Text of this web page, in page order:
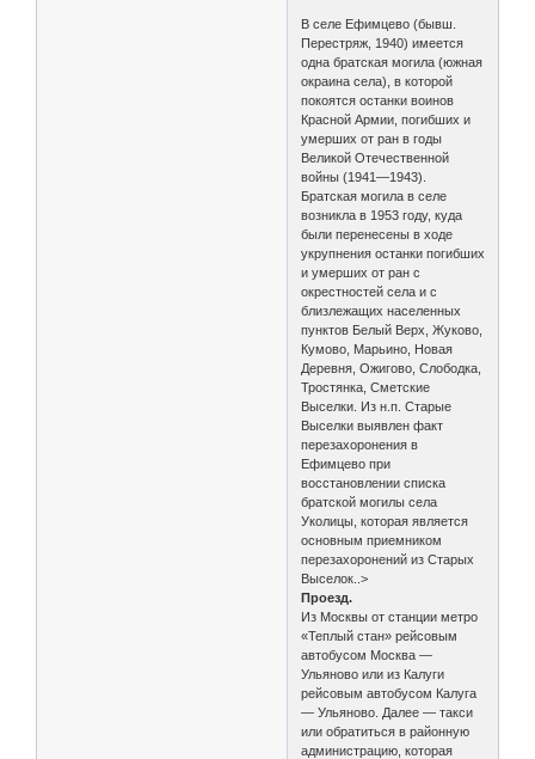
В селе Ефимцево (бывш.
Перестряж, 1940) имеется
одна братская могила (южная
окраина села), в которой
покоятся останки воинов
Красной Армии, погибших и
умерших от ран в годы
Великой Отечественной
войны (1941—1943).
Братская могила в селе
возникла в 1953 году, куда
были перенесены в ходе
укрупнения останки погибших
и умерших от ран с
окрестностей села и с
близлежащих населенных
пунктов Белый Верх, Жуково,
Кумово, Марьино, Новая
Деревня, Ожигово, Слободка,
Тростянка, Сметские
Выселки. Из н.п. Старые
Выселки выявлен факт
перезахоронения в
Ефимцево при
восстановлении списка
братской могилы села
Уколицы, которая является
основным приемником
перезахоронений из Старых
Выселок..>
Проезд.
Из Москвы от станции метро
«Теплый стан» рейсовым
автобусом Москва —
Ульяново или из Калуги
рейсовым автобусом Калуга
— Ульяново. Далее — такси
или обратиться в районную
администрацию, которая